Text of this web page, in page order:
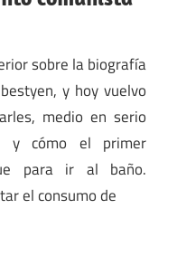
sobre la biografía
y hoy vuelvo
medio en serio
y cómo el primer
para ir al baño.
el consumo de